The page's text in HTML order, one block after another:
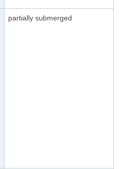
partially submerged